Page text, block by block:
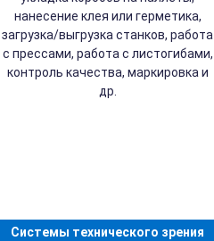
нанесение клея или герметика,
загрузка/выгрузка станков, работа
с прессами, работа с листогибами,
контроль качества, маркировка и
др.
Системы технического зрения